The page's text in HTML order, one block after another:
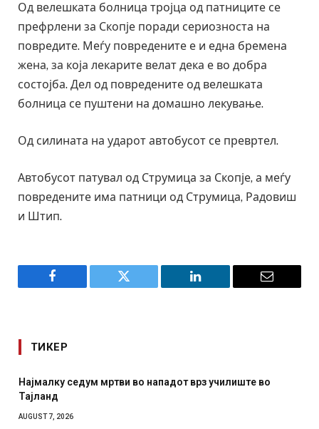
Од велешката болница тројца од патниците се
префрлени за Скопје поради сериозноста на
повредите. Меѓу повредените е и една бремена
жена, за која лекарите велат дека е во добра
состојба. Дел од повредените од велешката
болница се пуштени на домашно лекување.
Од силината на ударот автобусот се превртел.
Автобусот патувал од Струмица за Скопје, а меѓу
повредените има патници од Струмица, Радовиш
и Штип.
Facebook Twitter LinkedIn Email
ТИКЕР
училиште во
СОЗИС: Украинците повеќе им веруваат